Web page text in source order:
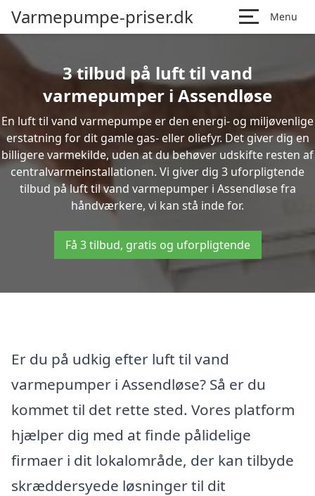
Varmepumpe-priser.dk Menu
3 tilbud på luft til vand
varmepumper i Assendløse
En luft til vand varmepumpe er den energi- og miljøvenlige
erstatning for dit gamle gas- eller oliefyr. Det giver dig en
billigere varmekilde, uden at du behøver udskifte resten af
centralvarmeinstallationen. Vi giver dig 3 uforpligtende
tilbud på luft til vand varmepumper i Assendløse fra
håndværkere, vi kan stå inde for.
Få 3 tilbud, gratis og uforpligtende
Er du på udkig efter luft til vand
varmepumper i Assendløse? Så er du
kommet til det rette sted. Vores platform
hjælper dig med at finde pålidelige
firmaer i dit lokalområde, der kan tilbyde
skræddersyede løsninger til dit